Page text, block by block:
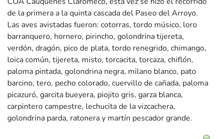
de la primera a la quinta cascada del Paseo del Arroyo.
Las aves avistadas fueron: cotorras, tordo músico, loro
barranquero, hornero, pirincho, golondrina tijereta,
verdón, dragón, pico de plata, tordo renegrido, chimango,
loica común, tijereta, misto, torcacita, torcaza, chiflón,
paloma pintada, golondrina negra, milano blanco, pato
barcino, tero, pecho colorado, cuervillo de cañada, paloma
picazuró, garcita bueyera, piojito gris, garza blanca,
carpintero campestre, lechucita de la vizcachera,
golondrina parda, ratonera y martín pescador grande.